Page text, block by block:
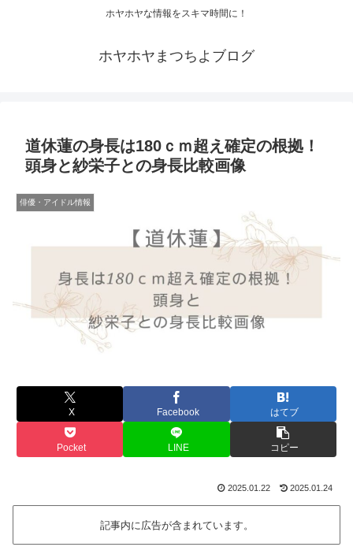
ホヤホヤな情報をスキマ時間に！
ホヤホヤまつちよブログ
道休蓮の身長は180ｃｍ超え確定の根拠！
頭身と紗栄子との身長比較画像
俳優・アイドル情報
X Facebook はてブ
Pocket LINE コピー
2025.01.22 2025.01.24
記事内に広告が含まれています。